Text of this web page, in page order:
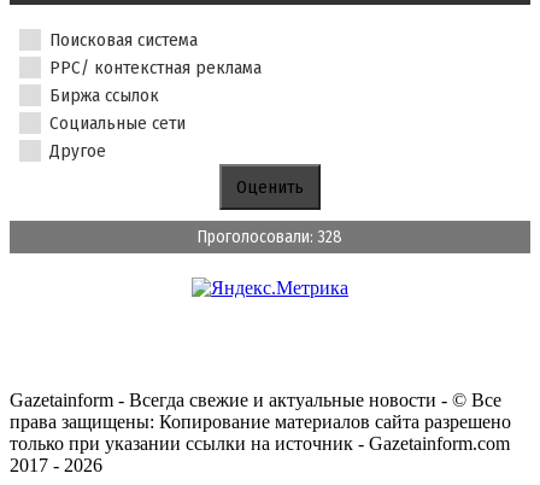
Поисковая система
PPC/ контекстная реклама
Биржа ссылок
Социальные сети
Другое
Проголосовали: 328
Gazetainform - Всегда свежие и актуальные новости - © Все
права защищены: Копирование материалов сайта разрешено
только при указании ссылки на источник - Gazetainform.com
2017 - 2026